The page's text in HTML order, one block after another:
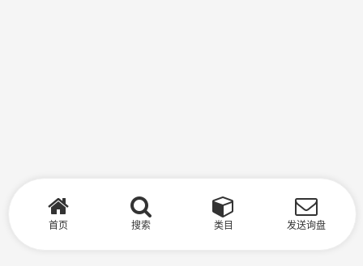
首页 搜索 类目 发送询盘